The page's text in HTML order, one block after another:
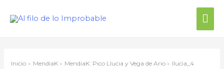
Inicio MendiaK MendiaK: Pico Llucia y Vega de Ario llucia_4